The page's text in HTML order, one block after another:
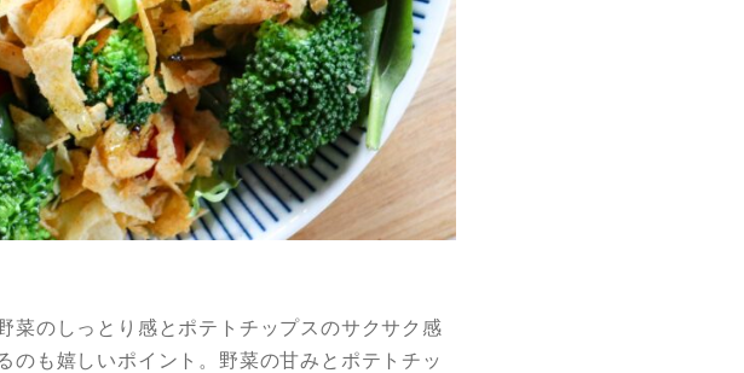
菜のしっとり感とポテトチップスのサクサク感
のも嬉しいポイント。野菜の甘みとポテトチッ